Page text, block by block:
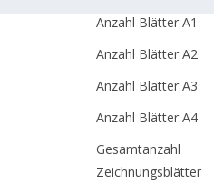
Anzahl Blätter A1
Anzahl Blätter A2
Anzahl Blätter A3
Anzahl Blätter A4
Gesamtanzahl
Zeichnungsblätter